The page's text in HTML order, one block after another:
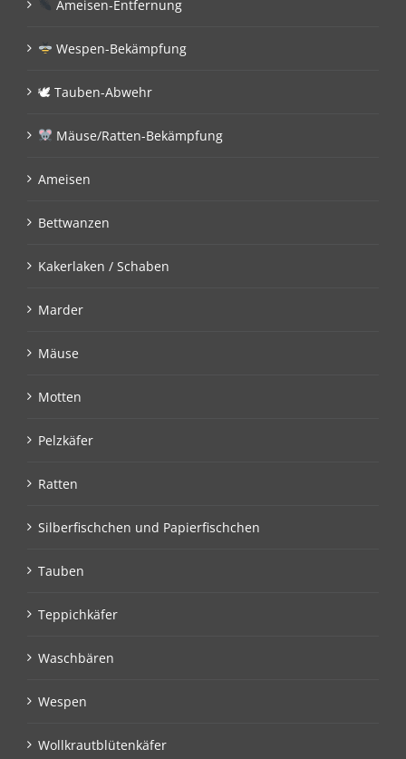
Ameisen-Entfernung
Wespen-Bekämpfung
🕊 Tauben-Abwehr
Mäuse/Ratten-Bekämpfung
Ameisen
Bettwanzen
Kakerlaken / Schaben
Marder
Mäuse
Motten
Pelzkäfer
Ratten
Silberfischchen und Papierfischchen
Tauben
Teppichkäfer
Waschbären
Wespen
Wollkrautblütenkäfer